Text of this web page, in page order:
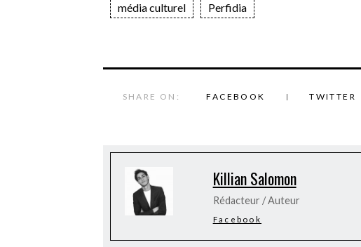
média culturel Perfidia
SHARE ON: FACEBOOK TWITTER
Killian Salomon
Rédacteur / Auteur
Facebook